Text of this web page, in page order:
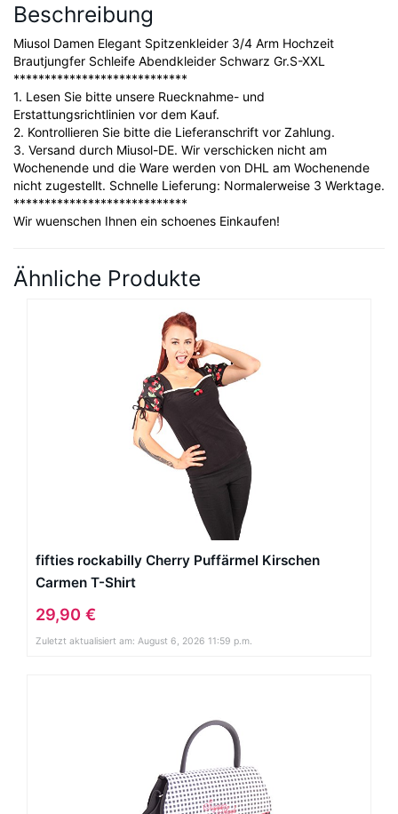
Beschreibung
Miusol Damen Elegant Spitzenkleider 3/4 Arm Hochzeit
Brautjungfer Schleife Abendkleider Schwarz Gr.S-XXL
****************************
1. Lesen Sie bitte unsere Ruecknahme- und
Erstattungsrichtlinien vor dem Kauf.
2. Kontrollieren Sie bitte die Lieferanschrift vor Zahlung.
3. Versand durch Miusol-DE. Wir verschicken nicht am
Wochenende und die Ware werden von DHL am Wochenende
nicht zugestellt. Schnelle Lieferung: Normalerweise 3 Werktage.
****************************
Wir wuenschen Ihnen ein schoenes Einkaufen!
Ähnliche Produkte
fifties rockabilly Cherry Puffärmel Kirschen
Carmen T-Shirt
29,90 €
Zuletzt aktualisiert am: August 6, 2026 11:59 p.m.